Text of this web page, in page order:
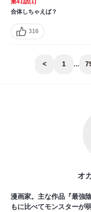
合体しちゃえば？
316
< 1 ...
オ
漫画家。主な作品『最強
もに比べてモンスターが